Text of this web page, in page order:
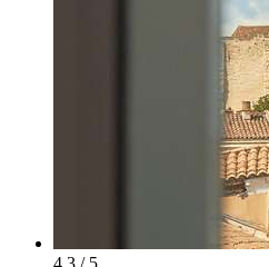
4.3 / 5